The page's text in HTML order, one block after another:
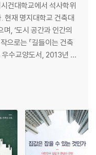
건대학교에서 석사학위
현재 명지대학교 건축대
, ‘도시 공간과 인간의
으로는 『길들이는 건축
수교양도서, 2013년 네
작상), 『몸과 마음을 살
을사람과 뉴타운키즈』(20
워크 특